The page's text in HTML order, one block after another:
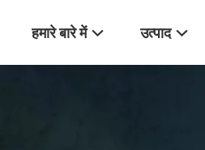
हमारे बारे में उत्पाद